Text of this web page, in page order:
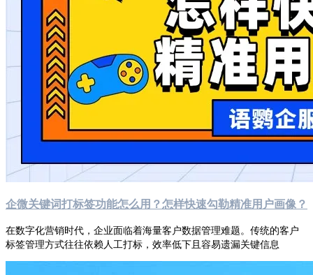
企微关键词打标签功能怎么用？怎样快速勾勒精准用户画像？
在数字化营销时代，企业面临着海量客户数据管理难题。传统的客户
标签管理方式往往依赖人工打标，效率低下且容易遗漏关键信息